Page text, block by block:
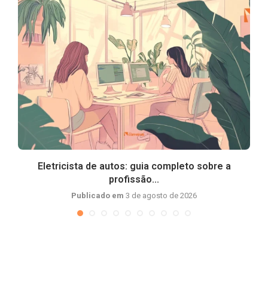
Eletricista de autos: guia completo sobre a
profissão...
Publicado em 3 de agosto de 2026